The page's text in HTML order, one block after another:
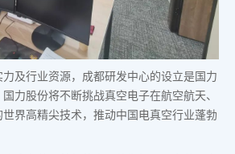
及行业资源，成都研发中心的设立是国力
力股份将不断挑战真空电子在航空航天、
界高精尖技术，推动中国电真空行业蓬勃